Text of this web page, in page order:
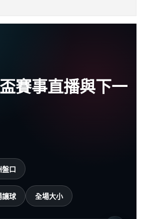
賽事直播與下一
盤口
讓球 全場大小